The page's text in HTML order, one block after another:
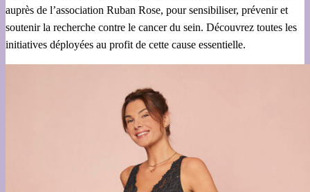
auprès de l’association Ruban Rose, pour sensibiliser, prévenir et
soutenir la recherche contre le cancer du sein. Découvrez toutes les
initiatives déployées au profit de cette cause essentielle.